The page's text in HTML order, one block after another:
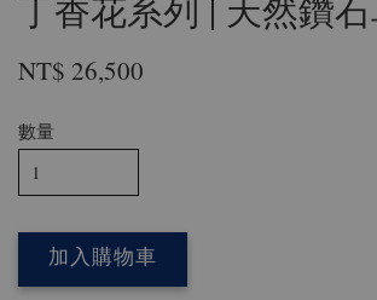
丁香花系列 | 天然鑽
NT$ 26,500
數量
加入購物車